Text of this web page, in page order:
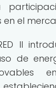
en el
II
de